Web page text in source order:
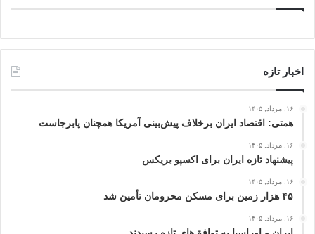
اخبار تازه
۱۶, مرداد, ۱۴۰۵
همتی: اقتصاد ایران برخلاف پیش‌بینی آمریکا همچنان پابرجاست
۱۶, مرداد, ۱۴۰۵
پیشنهاد تازه ایران برای اکسپو بریکس
۱۶, مرداد, ۱۴۰۵
۴۵ هزار زمین برای مسکن محرومان تأمین شد
۱۶, مرداد, ۱۴۰۵